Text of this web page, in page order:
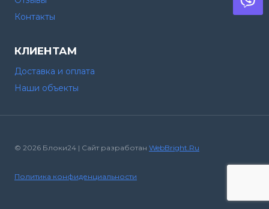
Контакты
КЛИЕНТАМ
Доставка и оплата
Наши объекты
© 2026 Блоки24 | Сайт разработан WebBright.Ru
Политика конфиденциальности